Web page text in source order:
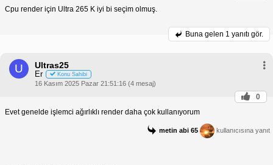
Cpu render için Ultra 265 K iyi bi seçim olmuş.
Buna gelen 1 yanıtı gör.
U Ultras25
Er Konu Sahibi
16 Kasım 2025 Pazar 21:51:16 (4 mesaj)
0
Evet genelde işlemci ağırlıklı render daha çok kullanıyorum
metin abi 65 kullanıcısına yanıt